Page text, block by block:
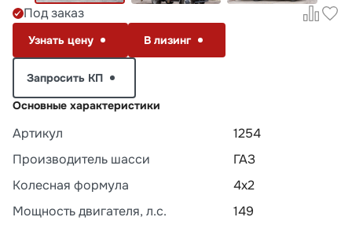
Под заказ
Узнать цену В лизинг
Запросить КП
Основные характеристики
Артикул
1254
Производитель шасси
ГАЗ
Колесная формула
4х2
Мощность двигателя, л.с.
149